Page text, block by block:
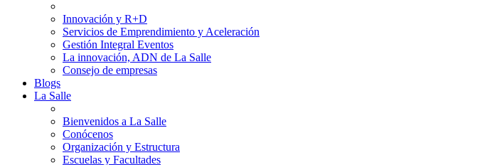
Innovación y R+D
Servicios de Emprendimiento y Aceleración
Gestión Integral Eventos
La innovación, ADN de La Salle
Consejo de empresas
Blogs
La Salle
Bienvenidos a La Salle
Conócenos
Organización y Estructura
Escuelas y Facultades